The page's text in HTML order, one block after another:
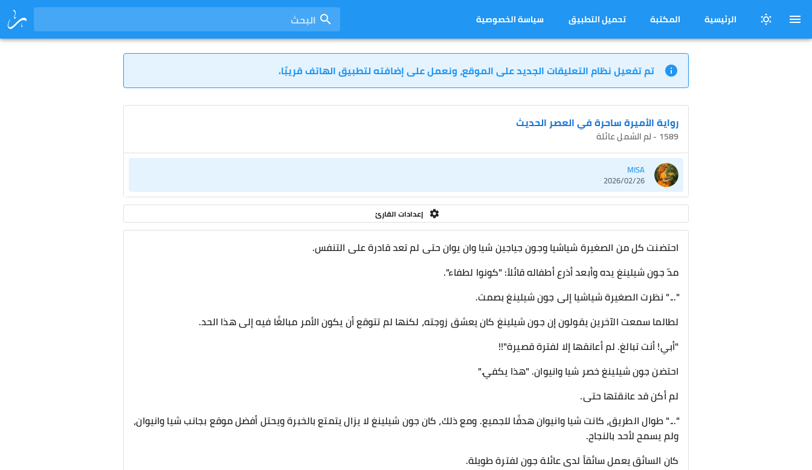
الرئيسية المكتبة تحميل التطبيق سياسة الخصوصية البحث
تم تفعيل نظام التعليقات الجديد على الموقع، ونعمل على إضافته لتطبيق الهاتف قريبًا.
رواية الأميرة ساحرة في العصر الحديث
1589 - لم الشمل عائلة
MISA
2026/02/26
إعدادات القارئ
احتضنت كل من الصغيرة شياشيا وجون جياجين شيا وان يوان حتى لم تعد قادرة على التنفس.
مدّ جون شيلينغ يده وأبعد أذرع أطفاله قائلاً: "كونوا لطفاء".
"..." نظرت الصغيرة شياشيا إلى جون شيلينغ بصمت.
لطالما سمعت الآخرين يقولون إن جون شيلينغ كان يعشق زوجته، لكنها لم تتوقع أن يكون الأمر مبالغًا فيه إلى هذا الحد.
"أبي! أنت تبالغ. لم أعانقها إلا لفترة قصيرة"!!
احتضن جون شيلينغ خصر شيا وانيوان. "هذا يكفي."
لم أكن قد عانقتها حتى.
"..." طوال الطريق، كانت شيا وانيوان هدفًا للجميع. ومع ذلك، كان جون شيلينغ لا يزال يتمتع بالخبرة ويحتل أفضل موقع بجانب شيا وانيوان،
ولم يسمح لأحد بالنجاح.
كان السائق يعمل سائقاً لدى عائلة جون لفترة طويلة.